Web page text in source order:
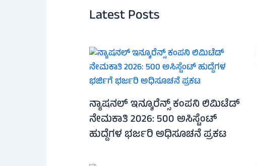
Latest Posts
ನ್ಯಾಷನಲ್ ಇನ್ಶೂರೆನ್ಸ್ ಕಂಪನಿ ಲಿಮಿಟೆಡ್
ನೇಮಕಾತಿ 2026: 500 ಅಸಿಸ್ಟೆಂಟ್
ಹುದ್ದೆಗಳ ಭರ್ಜರಿ ಅಧಿಸೂಚನೆ ಪ್ರಕಟ